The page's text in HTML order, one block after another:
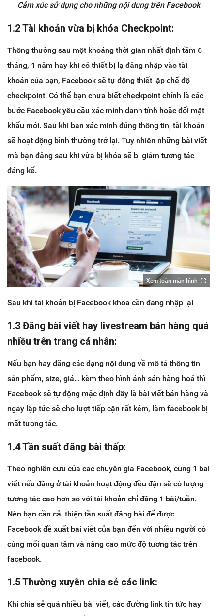
Cảm xúc sử dụng cho những nội dung trên Facebook
1.2 Tài khoản vừa bị khóa Checkpoint:
Thông thường sau một khoảng thời gian nhất định tầm 6
tháng, 1 năm hay khi có thiết bị lạ đăng nhập vào tài
khoản của bạn, Facebook sẽ tự động thiết lập chế độ
checkpoint. Có thể bạn chưa biết checkpoint chính là các
bước Facebook yêu cầu xác minh danh tính hoặc đổi mật
khẩu mới. Sau khi bạn xác minh đúng thông tin, tài khoản
sẽ hoạt động bình thường trở lại. Tuy nhiên những bài viết
mà bạn đăng sau khi vừa bị khóa sẽ bị giảm tương tác
đáng kể.
Xem toàn màn hình
Sau khi tài khoản bị Facebook khóa cần đăng nhập lại
1.3 Đăng bài viết hay livestream bán hàng quá
nhiều trên trang cá nhân:
Nếu bạn hay đăng các dạng nội dung về mô tả thông tin
sản phẩm, size, giá… kèm theo hình ảnh sản hàng hoá thì
Facebook sẽ tự động mặc định đây là bài viết bán hàng và
ngay lập tức sẽ cho lượt tiếp cận rất kém, làm facebook bị
mất tương tác.
1.4 Tần suất đăng bài thấp:
Theo nghiên cứu của các chuyên gia Facebook, cùng 1 bài
viết nếu đăng ở tài khoản hoạt động đều đặn sẽ có lượng
tương tác cao hơn so với tài khoản chỉ đăng 1 bài/tuần.
Nên bạn cần cải thiện tần suất đăng bài để được
Facebook đề xuất bài viết của bạn đến với nhiều người có
cùng mối quan tâm và nâng cao mức độ tương tác trên
facebook.
1.5 Thường xuyên chia sẻ các link:
Khi chia sẻ quá nhiều bài viết, các đường link tin tức hay